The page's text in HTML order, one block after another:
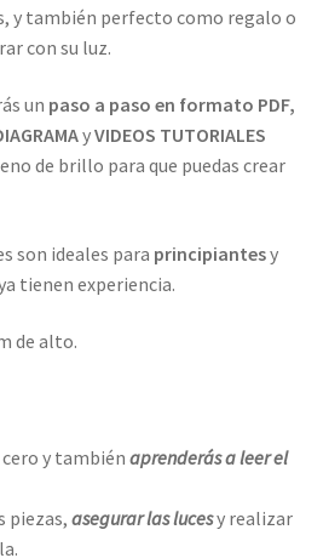
y también perfecto como regalo o
con su luz.
un paso a paso en formato PDF,
yVIDEOS TUTORIALES
de brillo para que puedas crear
son ideales para principiantesy
tienen experiencia.
de alto.
y también aprenderás a leer el
piezas, asegurar las lucesy realizar